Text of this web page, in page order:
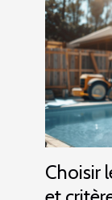
Choisir